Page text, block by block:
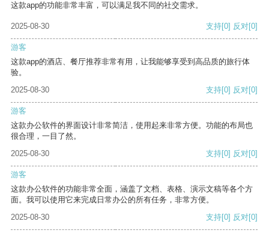
这款app的功能非常丰富，可以满足我不同的社交需求。
2025-08-30 支持[0] 反对[0]
游客
这款app的酒店、餐厅推荐非常有用，让我能够享受到高品质的旅行体
验。
2025-08-30
支持[0] 反对[0]
游客
这款办公软件的界面设计非常简洁，使用起来非常方便。功能的布局也
很合理，一目了然。
2025-08-30
支持[0] 反对[0]
游客
这款办公软件的功能非常全面，涵盖了文档、表格、演示文稿等各个方
面。我可以使用它来完成日常办公的所有任务，非常方便。
2025-08-30
支持[0] 反对[0]